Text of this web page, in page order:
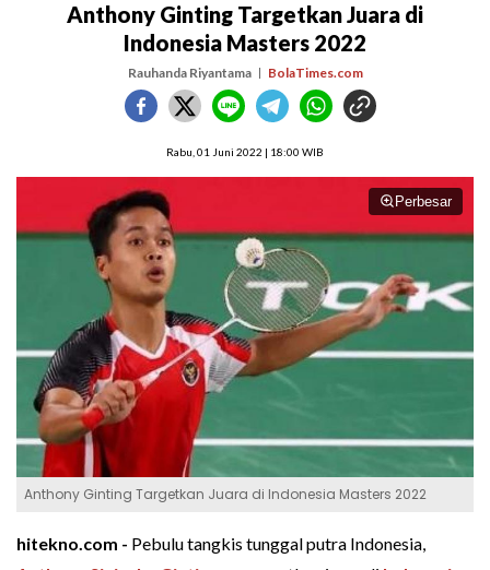
Anthony Ginting Targetkan Juara di
Indonesia Masters 2022
Rauhanda Riyantama BolaTimes.com
Rabu, 01 Juni 2022 | 18:00 WIB
Perbesar
Anthony Ginting Targetkan Juara di Indonesia Masters 2022
hitekno.com - Pebulu tangkis tunggal putra Indonesia,